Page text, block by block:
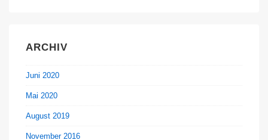
ARCHIV
Juni 2020
Mai 2020
August 2019
November 2016